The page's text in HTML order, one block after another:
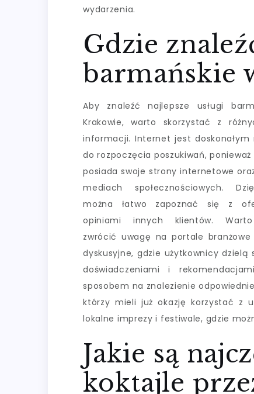
wydarzenia.
Gdzie
barmańskie
Aby znaleźć najlepsze usługi
Krakowie, warto skorzystać z
informacji. Internet jest doskonałym
do rozpoczęcia poszukiwań,
posiada swoje strony internetowe
mediach społecznościowych.
można łatwo zapoznać się z
opiniami innych klientów.
zwrócić uwagę na portale
dyskusyjne, gdzie użytkownicy dzielą
doświadczeniami i
sposobem na znalezienie
którzy mieli już okazję korzystać z
lokalne imprezy i festiwale, gdzie
Jakie są
koktajle